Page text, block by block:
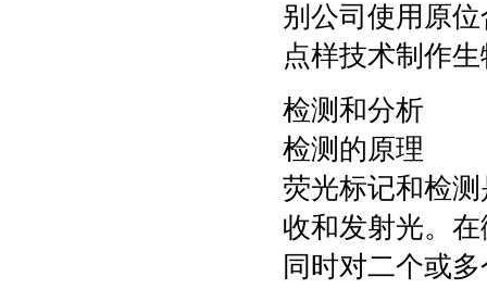
别公司使用原
点样技术制作
检测和分析
检测的原理
荧光标记和检
收和发射光。
同时对二个或